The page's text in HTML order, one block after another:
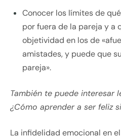
Conocer los límites de
por fuera de la pareja y a
objetividad en los de
amistades, y puede que
pareja».
También te puede interesar
¿Cómo aprender a ser feliz
La infidelidad emocional en